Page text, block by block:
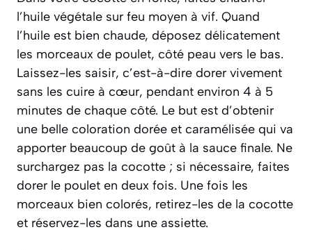
l’huile végétale sur feu moyen à vif. Quand
l’huile est bien chaude, déposez délicatement
les morceaux de poulet, côté peau vers le bas.
Laissez-les saisir, c’est-à-dire dorer vivement
sans les cuire à cœur, pendant environ 4 à 5
minutes de chaque côté. Le but est d’obtenir
une belle coloration dorée et caramélisée qui va
apporter beaucoup de goût à la sauce finale. Ne
surchargez pas la cocotte ; si nécessaire, faites
dorer le poulet en deux fois. Une fois les
morceaux bien colorés, retirez-les de la cocotte
et réservez-les dans une assiette.